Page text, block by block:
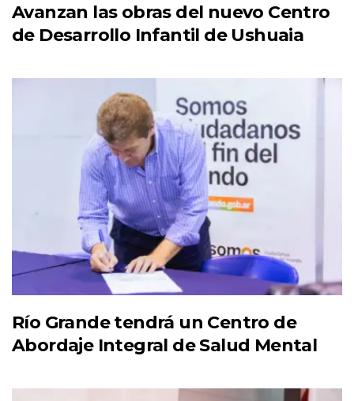
Avanzan las obras del nuevo Centro
de Desarrollo Infantil de Ushuaia
Río Grande tendrá un Centro de
Abordaje Integral de Salud Mental